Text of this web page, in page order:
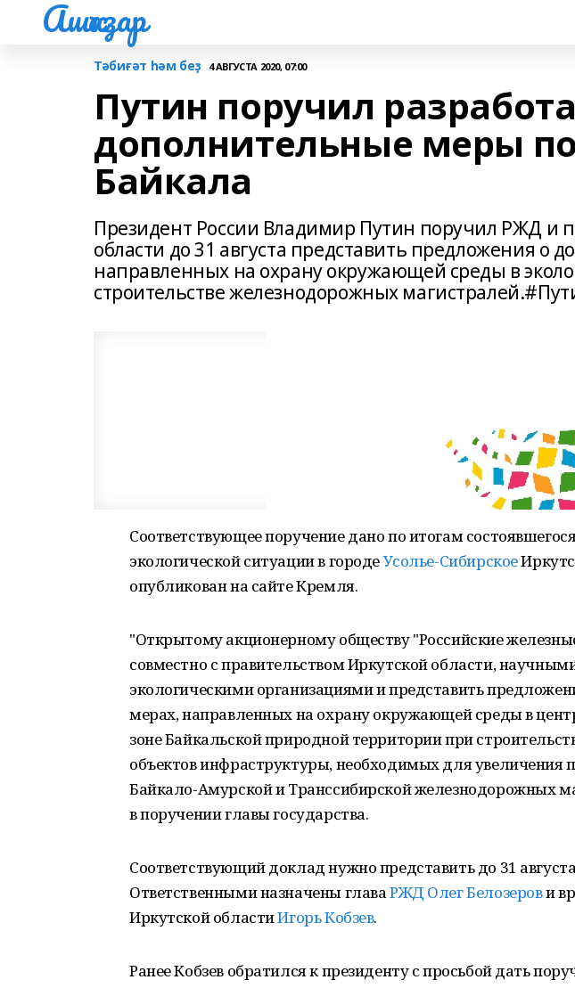
Ашҡаҙар
Тәбиғәт һәм беҙ 4 АВГУСТА 2020, 07:00
Путин поручил
дополнительные меры
Байкала
Президент России Владимир Путин поручил РЖД и
области до 31 августа представить предложения о
направленных на охрану окружающей среды в
строительстве железнодорожных
Соответствующее поручение дано по итогам
экологической ситуации в городеУсолье-Сибирское
опубликован на сайте Кремля.
"Открытому акционерному обществу "Российские
совместно с правительством Иркутской области,
экологическими организациями и представить
мерах, направленных на охрану окружающей среды в
зоне Байкальской природной территории при
объектов инфраструктуры, необходимых для увеличения
Байкало-Амурской и Транссибирской железнодорожных
в поручении главы государства.
Соответствующий доклад нужно представить до 31
Ответственными назначены главаРЖД Олег Белозерови
Иркутской областиИгорь Кобзев.
Ранее Кобзев обратился к президенту с просьбой дать